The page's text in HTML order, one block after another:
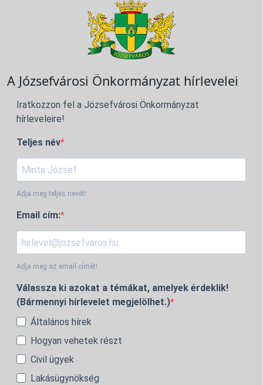
A Józsefvárosi Önkormányzat hírlevelei
Iratkozzon fel a Józsefvárosi Önkormányzat
hírleveleire!
Teljes név
Adja meg teljes nevét!
Email cím:
Adja meg az email címét!
Válassza ki azokat a témákat, amelyek érdeklik!
(Bármennyi hírlevelet megjelölhet.)
Általános hírek
Hogyan vehetek részt
Civil ügyek
Lakásügynökség